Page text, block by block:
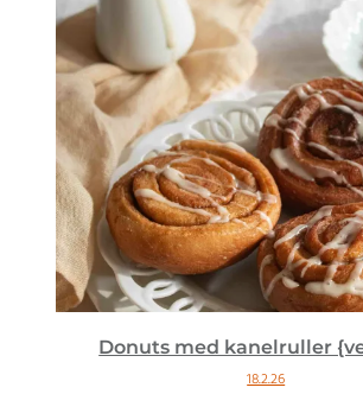
Donuts med kanelruller
18.2.26